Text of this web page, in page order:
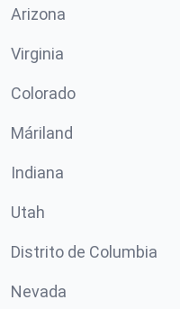
Arizona
Virginia
Colorado
Máriland
Indiana
Utah
Distrito de Columbia
Nevada